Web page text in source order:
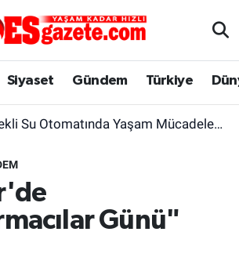
Siyaset Gündem Türkiye
Su Otomatında Yaşam Mücadelesi Veriyor
Günü"
Arşivi
Eczaneler
Durumu ve Fikstür